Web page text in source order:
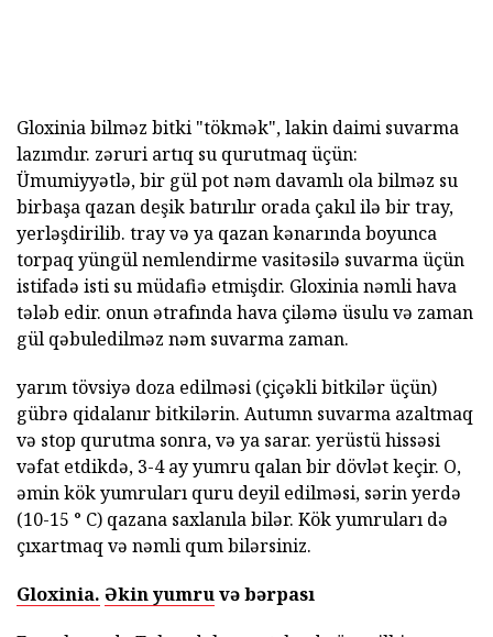
Gloxinia bilməz bitki "tökmək", lakin daimi suvarma
lazımdır. zəruri artıq su qurutmaq üçün:
Ümumiyyətlə, bir gül pot nəm davamlı ola bilməz su
birbaşa qazan deşik batırılır orada çakıl ilə bir tray,
yerləşdirilib. tray və ya qazan kənarında boyunca
torpaq yüngül nemlendirme vasitəsilə suvarma üçün
istifadə isti su müdafiə etmişdir. Gloxinia nəmli hava
tələb edir. onun ətrafında hava çiləmə üsulu və zaman
gül qəbuledilməz nəm suvarma zaman.
yarım tövsiyə doza edilməsi (çiçəkli bitkilər üçün)
gübrə qidalanır bitkilərin. Autumn suvarma azaltmaq
və stop qurutma sonra, və ya sarar. yerüstü hissəsi
vəfat etdikdə, 3-4 ay yumru qalan bir dövlət keçir. O,
əmin kök yumruları quru deyil edilməsi, sərin yerdə
(10-15 ° C) qazana saxlanıla bilər. Kök yumruları də
çıxartmaq və nəmli qum bilərsiniz.
Gloxinia. Əkin yumruvə bərpası